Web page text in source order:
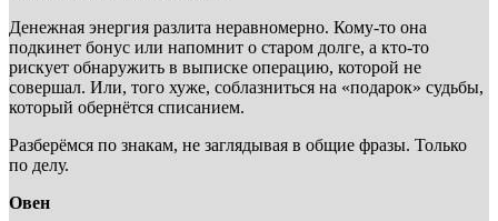
Денежная энергия разлита неравномерно. Кому-то она
подкинет бонус или напомнит о старом долге, а кто-то
рискует обнаружить в выписке операцию, которой не
совершал. Или, того хуже, соблазниться на «подарок» судьбы,
который обернётся списанием.
Разберёмся по знакам, не заглядывая в общие фразы. Только
по делу.
Овен